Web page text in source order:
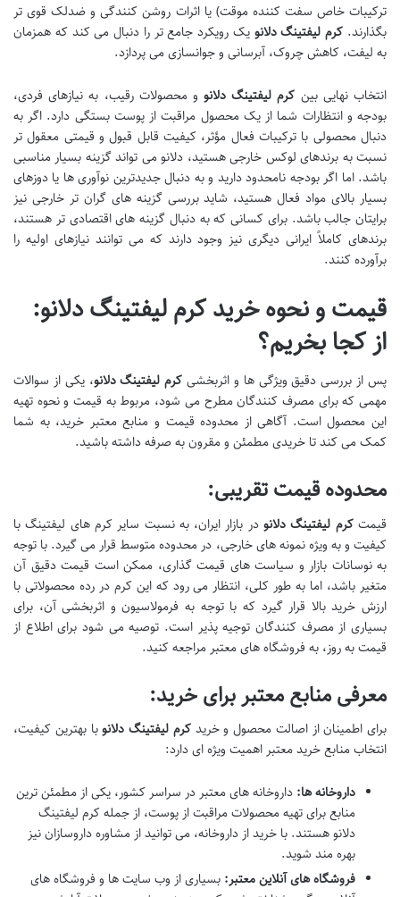
ترکیبات خاص سفت کننده موقت) یا اثرات روشن کنندگی و ضدلک قوی تر
بگذارند. کرم لیفتینگ دلانو یک رویکرد جامع تر را دنبال می کند که همزمان
به لیفت، کاهش چروک، آبرسانی و جوانسازی می پردازد.
انتخاب نهایی بین کرم لیفتینگ دلانوو محصولات رقیب، به نیازهای فردی،
بودجه و انتظارات شما از یک محصول مراقبت از پوست بستگی دارد. اگر به
دنبال محصولی با ترکیبات فعال مؤثر، کیفیت قابل قبول و قیمتی معقول تر
نسبت به برندهای لوکس خارجی هستید، دلانو می تواند گزینه بسیار مناسبی
باشد. اما اگر بودجه نامحدود دارید و به دنبال جدیدترین نوآوری ها یا دوزهای
بسیار بالای مواد فعال هستید، شاید بررسی گزینه های گران تر خارجی نیز
برایتان جالب باشد. برای کسانی که به دنبال گزینه های اقتصادی تر هستند،
برندهای کاملاً ایرانی دیگری نیز وجود دارند که می توانند نیازهای اولیه را
برآورده کنند.
قیمت و نحوه خرید کرم لیفتینگ دلانو:
از کجا بخریم؟
پس از بررسی دقیق ویژگی ها و اثربخشی کرم لیفتینگ دلانو، یکی از سوالات
مهمی که برای مصرف کنندگان مطرح می شود، مربوط به قیمت و نحوه تهیه
این محصول است. آگاهی از محدوده قیمت و منابع معتبر خرید، به شما
کمک می کند تا خریدی مطمئن و مقرون به صرفه داشته باشید.
محدوده قیمت تقریبی:
قیمتکرم لیفتینگ دلانودر بازار ایران، به نسبت سایر کرم های لیفتینگ با
کیفیت و به ویژه نمونه های خارجی، در محدوده متوسط قرار می گیرد. با توجه
به نوسانات بازار و سیاست های قیمت گذاری، ممکن است قیمت دقیق آن
متغیر باشد، اما به طور کلی، انتظار می رود که این کرم در رده محصولاتی با
ارزش خرید بالا قرار گیرد که با توجه به فرمولاسیون و اثربخشی آن، برای
بسیاری از مصرف کنندگان توجیه پذیر است. توصیه می شود برای اطلاع از
قیمت به روز، به فروشگاه های معتبر مراجعه کنید.
معرفی منابع معتبر برای خرید:
برای اطمینان از اصالت محصول و خریدکرم لیفتینگ دلانوبا بهترین کیفیت،
انتخاب منابع خرید معتبر اهمیت ویژه ای دارد:
داروخانه ها: داروخانه های معتبر در سراسر کشور، یکی از مطمئن ترین
منابع برای تهیه محصولات مراقبت از پوست، از جمله کرم لیفتینگ
دلانو هستند. با خرید از داروخانه، می توانید از مشاوره داروسازان نیز
بهره مند شوید.
فروشگاه های آنلاین معتبر: بسیاری از وب سایت ها و فروشگاه های